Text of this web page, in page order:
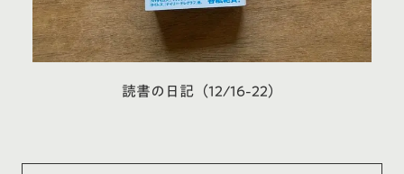
読書の日記（12/16-22）